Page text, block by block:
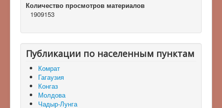
Количество просмотров материалов
1909153
Публикации по населенным пунктам
Комрат
Гагаузия
Конгаз
Молдова
Чадыр-Лунга